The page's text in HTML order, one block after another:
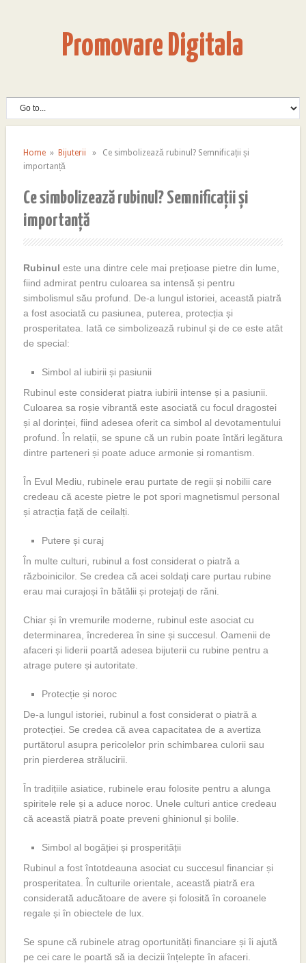
Promovare Digitala
Home» Bijuterii » Ce simbolizează rubinul? Semnificații și
importanță
Ce simbolizează rubinul? Semnificații și
importanță
Rubinul este una dintre cele mai prețioase pietre din lume,
fiind admirat pentru culoarea sa intensă și pentru
simbolismul său profund. De-a lungul istoriei, această piatră
a fost asociată cu pasiunea, puterea, protecția și
prosperitatea. Iată ce simbolizează rubinul și de ce este atât
de special:
Simbol al iubirii și pasiunii
Rubinul este considerat piatra iubirii intense și a pasiunii.
Culoarea sa roșie vibrantă este asociată cu focul dragostei
și al dorinței, fiind adesea oferit ca simbol al devotamentului
profund. În relații, se spune că un rubin poate întări legătura
dintre parteneri și poate aduce armonie și romantism.
În Evul Mediu, rubinele erau purtate de regii și nobilii care
credeau că aceste pietre le pot spori magnetismul personal
și atracția față de ceilalți.
Putere și curaj
În multe culturi, rubinul a fost considerat o piatră a
războinicilor. Se credea că acei soldați care purtau rubine
erau mai curajoși în bătălii și protejați de răni.
Chiar și în vremurile moderne, rubinul este asociat cu
determinarea, încrederea în sine și succesul. Oamenii de
afaceri și liderii poartă adesea bijuterii cu rubine pentru a
atrage putere și autoritate.
Protecție și noroc
De-a lungul istoriei, rubinul a fost considerat o piatră a
protecției. Se credea că avea capacitatea de a avertiza
purtătorul asupra pericolelor prin schimbarea culorii sau
prin pierderea strălucirii.
În tradițiile asiatice, rubinele erau folosite pentru a alunga
spiritele rele și a aduce noroc. Unele culturi antice credeau
că această piatră poate preveni ghinionul și bolile.
Simbol al bogăției și prosperității
Rubinul a fost întotdeauna asociat cu succesul financiar și
prosperitatea. În culturile orientale, această piatră era
considerată aducătoare de avere și folosită în coroanele
regale și în obiectele de lux.
Se spune că rubinele atrag oportunități financiare și îi ajută
pe cei care le poartă să ia decizii înțelepte în afaceri.